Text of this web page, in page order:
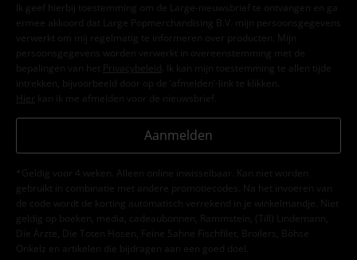
Ik geef hierbij toestemming om de Large-nieuwsbrief te ontvangen en ga
ermee akkoord dat Large Popmerchandising B.V. mijn persoonsgegevens
verwerkt om mij regelmatig te informeren over producten. Mijn
persoonsgegevens worden verwerkt in overeenstemming met de
bepalingen van het
Privacybeleid . Ik kan mijn toestemming te allen tijde
intrekken, bijvoorbeeld door op de ‘afmelden’-link te klikken.
Hier kan ik me afmelden voor de nieuwsbrief.
Aanmelden
*Geldig voor 4 weken. Alleen online inwisselbaar. Kan niet worden
gebruikt in combinatie met andere promotiecodes. Na het invoeren van
de code wordt de korting automatisch verrekend in je winkelmandje. Niet
geldig op boeken, media, cadeaubonnen, Rammstein, (Till) Lindemann,
Die Ärzte, Die Toten Hosen, Feine Sahne Fischfilet, Broilers, Böhse
Onkelz en artikelen die bijdragen aan een goed doel.